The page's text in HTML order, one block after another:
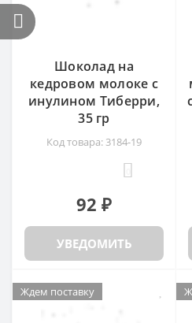
Шоколад на
кедровом молоке с
инулином Тиберри,
35 гр
Код товара: 3184-19
92 ₽
УВЕДОМИТЬ
Ждем поставку